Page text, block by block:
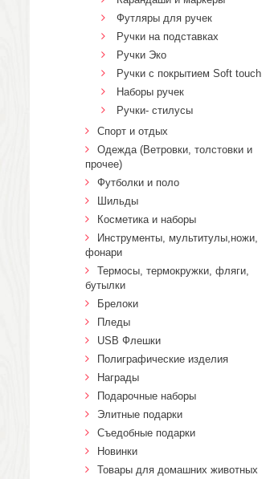
Футляры для ручек
Ручки на подставках
Ручки Эко
Ручки с покрытием Soft touch
Наборы ручек
Ручки- стилусы
Спорт и отдых
Одежда (Ветровки, толстовки и
прочее)
Футболки и поло
Шильды
Косметика и наборы
Инструменты, мультитулы,ножи,
фонари
Термосы, термокружки, фляги,
бутылки
Брелоки
Пледы
USB Флешки
Полиграфические изделия
Награды
Подарочные наборы
Элитные подарки
Cъедобные подарки
Новинки
Товары для домашних животных